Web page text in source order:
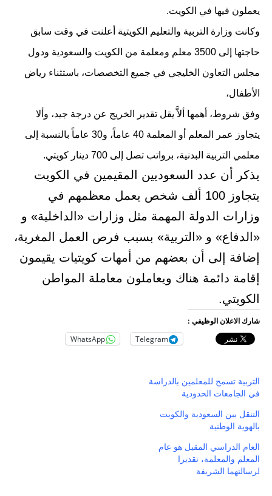
يعملون فيها في الكويت.
وكانت وزارة التربية والتعليم الكويتية أعلنت في وقت سابق
حاجتها إلى 3500 معلم ومعلمة من الكويت والسعودية ودول
مجلس التعاون الخليجي في جميع التخصصات، باستثناء رياض
الأطفال،
وفق شروط، أهمها ألاَّ يقل تقدير الخريج عن درجة جيد، وألا
يتجاوز عمر المعلم أو المعلمة 40 عاماً، و30 عاماً بالنسبة إلى
معلمي التربية البدنية، برواتب تصل إلى 700 دينار كويتي.
يذكر أن عدد السعوديين المقيمين في الكويت
يتجاوز 100 ألف شخص يعمل معظمهم في
وزارات الدولة المهمة مثل وزارات «الداخلية» و
«الدفاع» و «التربية» بسبب فرص العمل المغرية،
إضافة إلى أن بعضهم من أمهات كويتيات يقيمون
إقامة دائمة هناك ويعاملون معاملة المواطن
الكويتي.
شارك الاعلان الوظيفي :
Telegram
WhatsApp
التربية تسمح للمعلمين بالدراسة
في الجامعات الحدودية
التنقل بين السعودية والكويت
بالهوية الوطنية
العام الدراسي المقبل هو عام
المعلم والمعلمة، تقديرا
لرسالتهما الشريفة